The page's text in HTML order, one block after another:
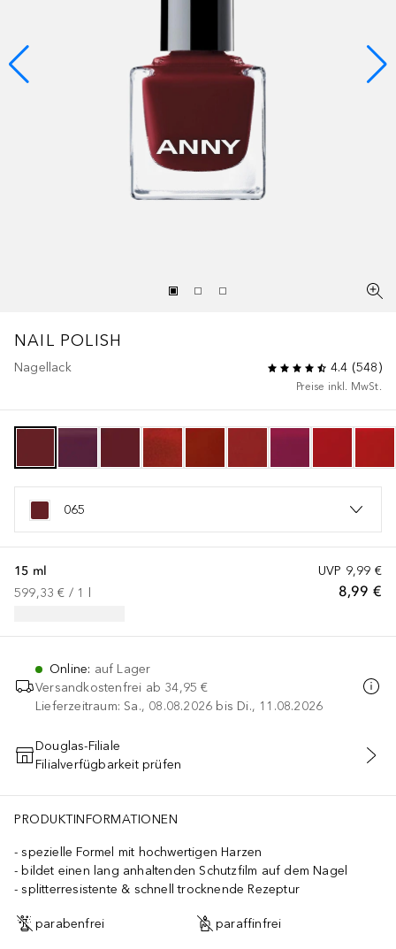
NAIL POLISH
Nagellack 4.4 (548)
Preise inkl. MwSt.
065
UVP 9,99 €
8,99 €
15 ml
599,33 € / 1
Online: auf Lager
Versandkostenfrei ab 34,95 €
Lieferzeitraum: Sa., 08.08.2026 bis Di., 11.08.2026
IN DEN WARENKORB
Douglas-Filiale
Filialverfügbarkeit prüfen
PRODUKTINFORMATIONEN
spezielle Formel mit hochwertigen Harzen
bildet einen lang anhaltenden Schutzfilm auf dem Nagel
splitterresistente & schnell trocknende Rezeptur
parabenfrei paraffinfrei